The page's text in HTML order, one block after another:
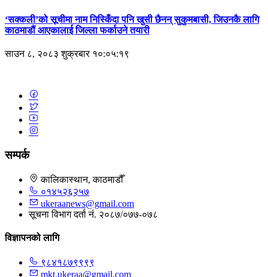
‘सक्कली’को सूचीमा नाम निस्किँदा पनि खुसी छैनन् सुकुमबासी, जिउनकै लागि
काठमाडौं आएकालाई जिल्ला फर्काउने तयारी
साउन ८, २०८३ शुक्रबार १०:०५:१९
सम्पर्क
कालिकास्थान, काठमाडौँ
०१४५२६२५७
ukeraanews@gmail.com
सूचना विभाग दर्ता नं. २०८७/०७७-०७८
विज्ञापनको लागि
९८४१८७९९९९
mkt.ukeraa@gmail.com